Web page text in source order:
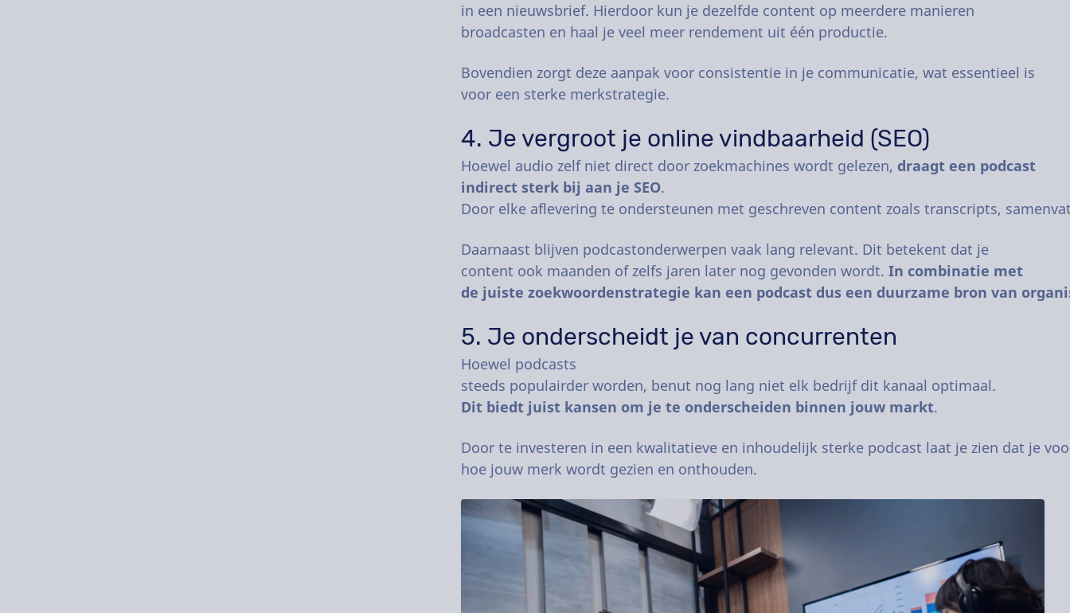
in een nieuwsbrief. Hierdoor kun je dezelfde content op meerdere manieren
broadcasten en haal je veel meer rendement uit één productie.
Bovendien zorgt deze aanpak voor consistentie in je communicatie, wat essentieel is
voor een sterke merkstrategie.
4. Je vergroot je online vindbaarheid (SEO)
Hoewel audio zelf niet direct door zoekmachines wordt gelezen, draagt een podcast
indirect sterk bij aan je SEO.
Door elke aflevering te ondersteunen met geschreven content zoals transcripts,
Daarnaast blijven podcastonderwerpen vaak lang relevant. Dit betekent dat je
content ook maanden of zelfs jaren later nog gevonden wordt. In combinatie met
de juiste zoekwoordenstrategie kan een podcast dus een duurzame bron van
5. Je onderscheidt je van concurrenten
Hoewel podcasts
steeds populairder worden, benut nog lang niet elk bedrijf dit kanaal optimaal.
Dit biedt juist kansen om je te onderscheiden binnen jouw markt.
Door te investeren in een kwalitatieve en inhoudelijk sterke podcast laat je zien dat je
hoe jouw merk wordt gezien en onthouden.